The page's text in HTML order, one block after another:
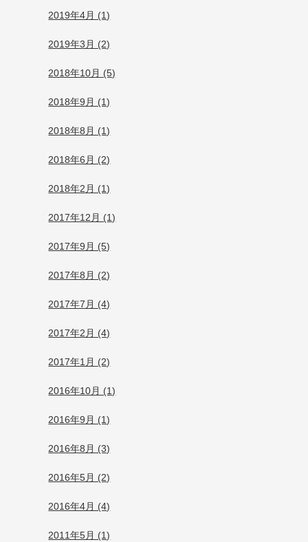
2019年4月 (1)
2019年3月 (2)
2018年10月 (5)
2018年9月 (1)
2018年8月 (1)
2018年6月 (2)
2018年2月 (1)
2017年12月 (1)
2017年9月 (5)
2017年8月 (2)
2017年7月 (4)
2017年2月 (4)
2017年1月 (2)
2016年10月 (1)
2016年9月 (1)
2016年8月 (3)
2016年5月 (2)
2016年4月 (4)
2011年5月 (1)